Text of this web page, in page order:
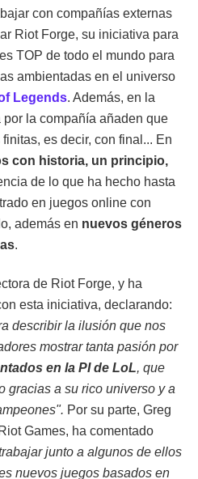
con compañías externas
Riot Forge, su iniciativa para
TOP de todo el mundo para
ambientadas en el universo
Legends. Además, en la
la compañía añaden que
es decir, con final... En
con historia, un principio,
de lo que ha hecho hasta
en juegos online con
además en nuevos géneros
.
de Riot Forge, y ha
esta iniciativa, declarando:
describir la ilusión que nos
mostrar tanta pasión por
en la PI de LoL, que
gracias a su rico universo y a
Por su parte, Greg
Games, ha comentado
junto a algunos de ellos
nuevos juegos basados en